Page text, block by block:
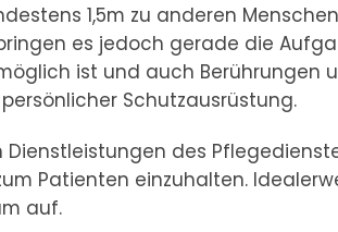
1,5m zu anderen
es jedoch gerade die
ist und auch Berührungen
Schutzausrüstung.
Dienstleistungen des
Patienten einzuhalten.
auf.